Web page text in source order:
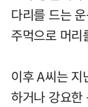
다리를 드는
주먹으로 머리
이후 A씨는
하거나 강요한